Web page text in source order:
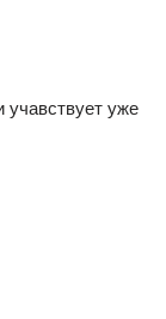
учавствует уже